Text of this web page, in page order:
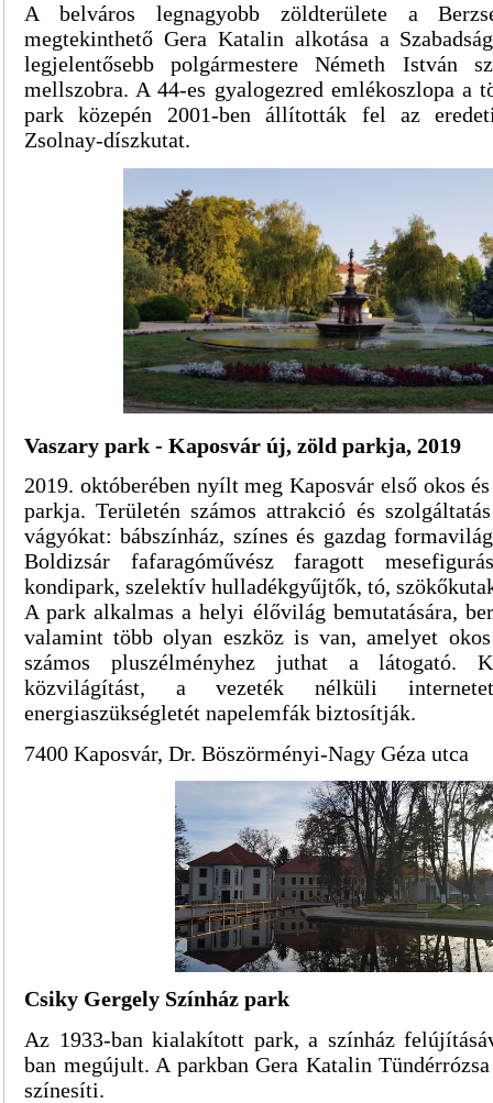
A belváros legnagyobb zöldterülete a
megtekinthető Gera Katalin alkotása a
legjelentősebb polgármestere Németh István
mellszobra. A 44-es gyalogezred emlékoszlopa a
park közepén 2001-ben állították fel az
Zsolnay-díszkutat.
Vaszary park - Kaposvár új, zöld parkja, 2019
2019. októberében nyílt meg Kaposvár első okos
parkja. Területén számos attrakció és
vágyókat: bábszínház, színes és gazdag
Boldizsár fafaragóművész faragott
kondipark, szelektív hulladékgyűjtők, tó,
A park alkalmas a helyi élővilág bemutatására,
valamint több olyan eszköz is van, amelyet
számos pluszélményhez juthat a látogató.
közvilágítást, a vezeték nélküli
energiaszükségletét napelemfák biztosítják.
7400 Kaposvár, Dr. Böszörményi-Nagy Géza utca
Csiky Gergely Színház park
Az 1933-ban kialakított park, a színház
ban megújult. A parkban Gera Katalin
színesíti.